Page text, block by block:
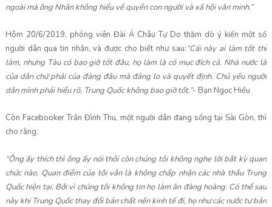
ngoài mà ông Nhân không hiểu về quyền con người và xã hội văn minh.”
Hôm 20/6/2019, phóng viên Đài Á Châu Tự Do thăm dò ý kiến một số
người dân qua tin nhắn, và được cho biết như sau:“Cái này ai làm tốt thì
làm, nhưng Tàu có bao giờ tốt đâu, họ làm là có mục đích cả. Nhà nước là
của dân chứ phải của đảng đâu mà đảng lo và quyết định. Chủ yếu người
dân mình phải hiểu rõ, Trung Quốc không bao giờ tốt.”- Bạn Ngọc Hiếu
Còn Facebooker Trần Đình Thu, một người dân đang sống tại Sài Gòn, thì
cho rằng:
“Ông ấy thích thì ông ấy nói thôi còn chúng tôi không nghe lời bất kỳ quan
chức nào. Quan điểm của tôi vẫn là không chấp nhận các nhà thầu Trung
Quốc hiện tại. Bởi vì chúng tôi không tin họ làm ăn đàng hoàng. Có thể sau
này khi Trung Quốc thay đổi bản chất nền kinh tế đi, họ như các nước tư bản